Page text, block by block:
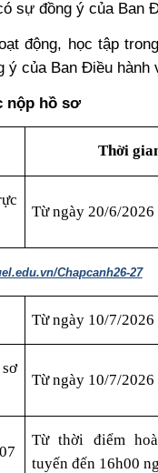
sự đồng ý của Ban
động, học tập
của Ban Điều hành
nộp hồ sơ
Thời
Từ ngày 20/6/
Chapcanh26-27
Từ ngày 10/7/
Từ ngày 10/7/
Từ thời điểm
tuyến đến 16h00